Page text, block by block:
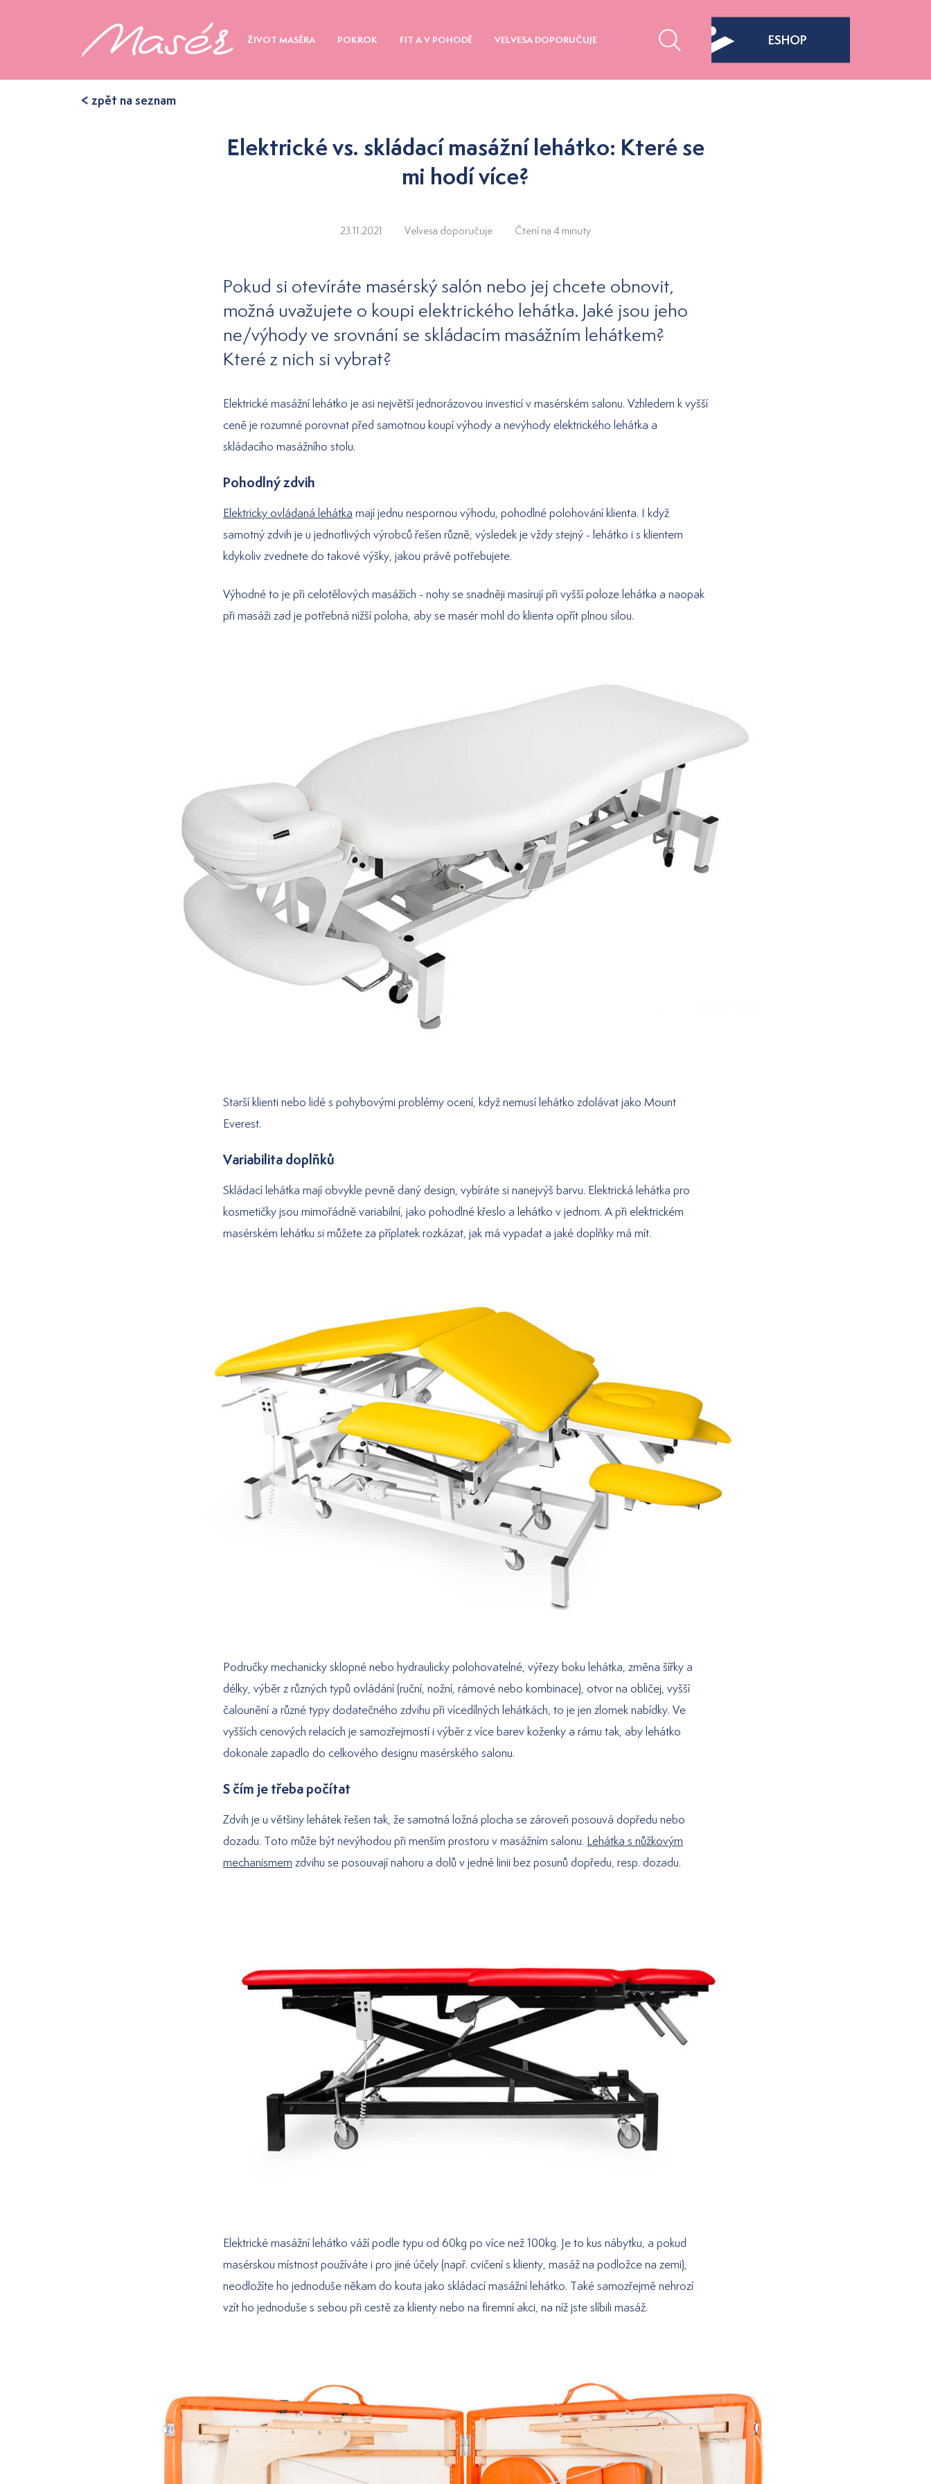
ESHOP
ŽIVOT MASÉRA POKROK FIT A V POHODĚ VELVESA DOPORUČUJE
< zpět na seznam
Elektrické vs. skládací masážní lehátko: Které se
mi hodí více?
23.11.2021 Velvesa doporučuje Čtení na 4 minuty
Pokud si otevíráte masérský salón nebo jej chcete obnovit,
možná uvažujete o koupi elektrického lehátka. Jaké jsou jeho
ne/výhody ve srovnání se skládacím masážním lehátkem?
Které z nich si vybrat?
Elektrické masážní lehátko je asi největší jednorázovou investicí v masérském salonu. Vzhledem k vyšší
ceně je rozumné porovnat před samotnou koupí výhody a nevýhody elektrického lehátka a
skládacího masážního stolu.
Pohodlný zdvih
Elektricky ovládaná lehátka mají jednu nespornou výhodu, pohodlné polohování klienta. I když
samotný zdvih je u jednotlivých výrobců řešen různě, výsledek je vždy stejný - lehátko i s klientem
kdykoliv zvednete do takové výšky, jakou právě potřebujete.
Výhodné to je při celotělových masážích - nohy se snadněji masírují při vyšší poloze lehátka a naopak
při masáži zad je potřebná nižší poloha, aby se masér mohl do klienta opřít plnou silou.
Starší klienti nebo lidé s pohybovými problémy ocení, když nemusí lehátko zdolávat jako Mount
Everest.
Variabilita doplňků
Skládací lehátka mají obvykle pevně daný design, vybíráte si nanejvýš barvu. Elektrická lehátka pro
kosmetičky jsou mimořádně variabilní, jako pohodlné křeslo a lehátko v jednom. A při elektrickém
masérském lehátku si můžete za příplatek rozkázat, jak má vypadat a jaké doplňky má mít.
Područky mechanicky sklopné nebo hydraulicky polohovatelné, výřezy boku lehátka, změna šířky a
délky, výběr z různých typů ovládání (ruční, nožní, rámové nebo kombinace), otvor na obličej, vyšší
čalounění a různé typy dodatečného zdvihu při vícedílných lehátkách, to je jen zlomek nabídky. Ve
vyšších cenových relacích je samozřejmostí i výběr z více barev koženky a rámu tak, aby lehátko
dokonale zapadlo do celkového designu masérského salonu.
S čím je třeba počítat
Zdvih je u většiny lehátek řešen tak, že samotná ložná plocha se zároveň posouvá dopředu nebo
dozadu. Toto může být nevýhodou při menším prostoru v masážním salonu. Lehátka s nůžkovým
mechanismem zdvihu se posouvají nahoru a dolů v jedné linii bez posunů dopředu, resp. dozadu.
Elektrické masážní lehátko váží podle typu od 60kg po více než 100kg. Je to kus nábytku, a pokud
masérskou místnost používáte i pro jiné účely (např. cvičení s klienty, masáž na podložce na zemi),
neodložíte ho jednoduše někam do kouta jako skládací masážní lehátko. Také samozřejmě nehrozí
vzít ho jednoduše s sebou při cestě za klienty nebo na firemní akci, na níž jste slíbili masáž.